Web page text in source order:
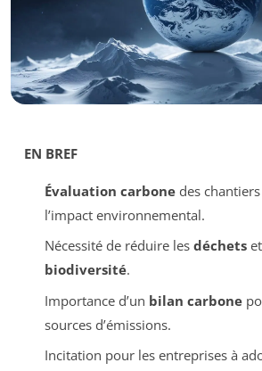
EN BREF
Évaluation carbonedes
l’impact environnemental.
Nécessité de réduire les déchetset
biodiversité.
Importance d’un bilan carbone
sources d’émissions.
Incitation pour les entreprises à